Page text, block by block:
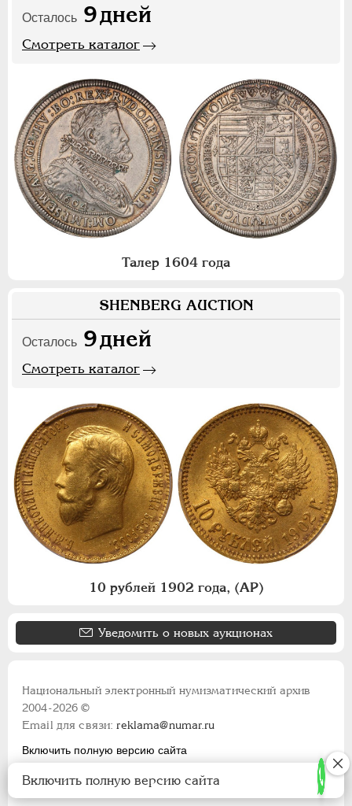
Осталось 9дней
Смотреть каталог
Талер 1604 года
SHENBERG AUCTION
Осталось 9дней
Смотреть каталог
10 рублей 1902 года, (АР)
Уведомить о новых аукционах
Национальный электронный нумизматический архив
2004-2026 ©
Email для связи:reklama@numar.ru
Включить полную версию сайта
Включить полную версию сайта